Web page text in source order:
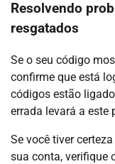
Resolvendo
resgatados
Se o seu código
confirme que está
códigos estão
errada levará a este
Se você tiver
sua conta, verifique